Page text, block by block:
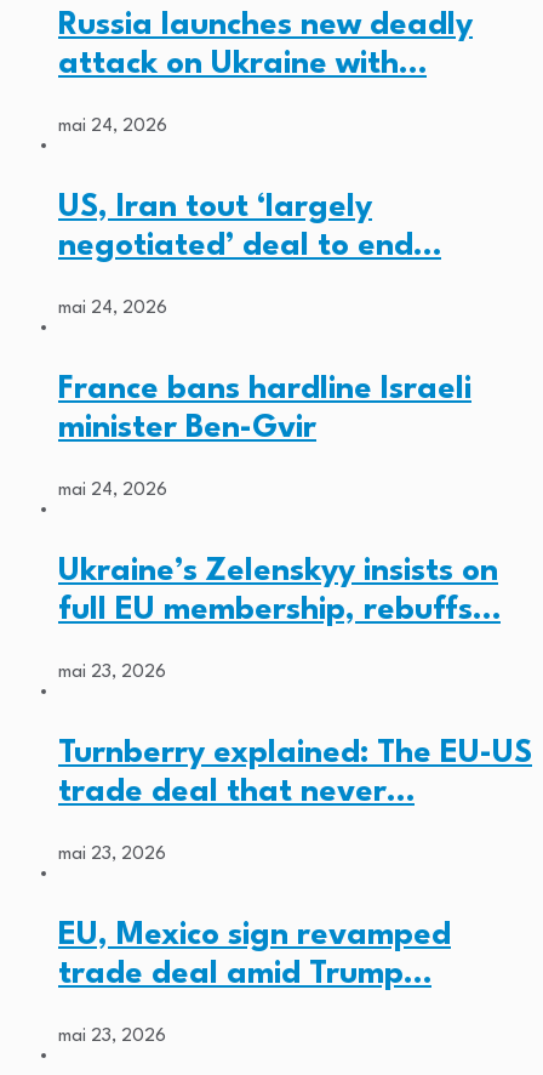
Russia launches new deadly
attack on Ukraine with…
mai 24, 2026
US, Iran tout ‘largely
negotiated’ deal to end…
mai 24, 2026
France bans hardline Israeli
minister Ben-Gvir
mai 24, 2026
Ukraine’s Zelenskyy insists on
full EU membership, rebuffs…
mai 23, 2026
Turnberry explained: The EU-US
trade deal that never…
mai 23, 2026
EU, Mexico sign revamped
trade deal amid Trump…
mai 23, 2026